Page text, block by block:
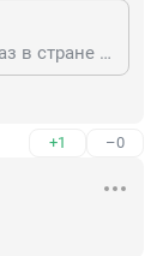
при чем тут капитализм ?? его как раз в стране и нету !
+1 –0